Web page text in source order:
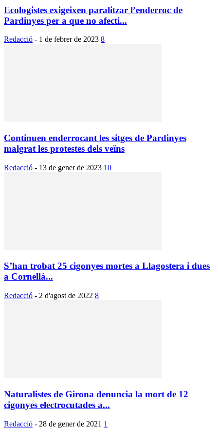
Ecologistes exigeixen paralitzar l’enderroc de
Pardinyes per a que no afecti...
Redacció - 1 de febrer de 2023 8
Continuen enderrocant les sitges de Pardinyes
malgrat les protestes dels veïns
Redacció - 13 de gener de 2023 10
S’han trobat 25 cigonyes mortes a Llagostera i dues
a Cornellà...
Redacció - 2 d'agost de 2022 8
Naturalistes de Girona denuncia la mort de 12
cigonyes electrocutades a...
Redacció - 28 de gener de 2021 1